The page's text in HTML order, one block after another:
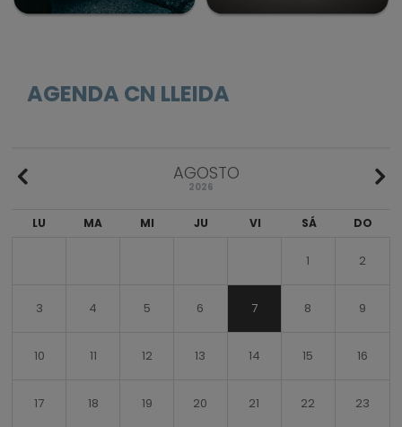
AGENDA CN LLEIDA
AGOSTO
2026
LU MA MI JU VI SÁ DO
1 2
3 4 5 6 7 8 9
10 11 12 13 14 15 16
17 18 19 20 21 22 23